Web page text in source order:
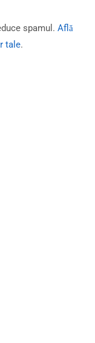
spamul. Află
tale.